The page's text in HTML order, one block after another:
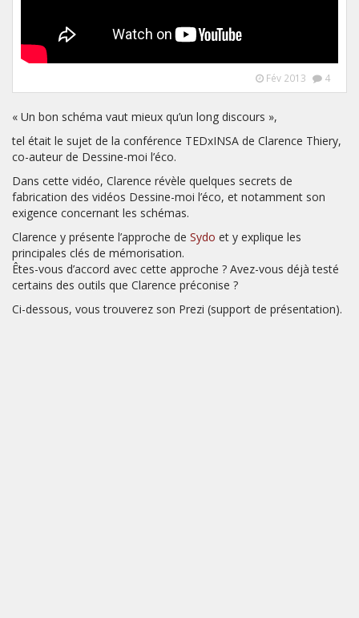
Fév 2013 4
« Un bon schéma vaut mieux qu’un long discours »,
tel était le sujet de la conférence TEDxINSA de Clarence Thiery,
co-auteur de Dessine-moi l’éco.
Dans cette vidéo, Clarence révèle quelques secrets de
fabrication des vidéos Dessine-moi l’éco, et notamment son
exigence concernant les schémas.
Clarence y présente l’approche de Sydo et y explique les
principales clés de mémorisation.
Êtes-vous d’accord avec cette approche ? Avez-vous déjà testé
certains des outils que Clarence préconise ?
Ci-dessous, vous trouverez son Prezi (support de présentation).